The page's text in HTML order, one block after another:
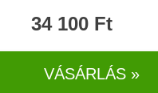
34 100 Ft
VÁSÁRLÁS »